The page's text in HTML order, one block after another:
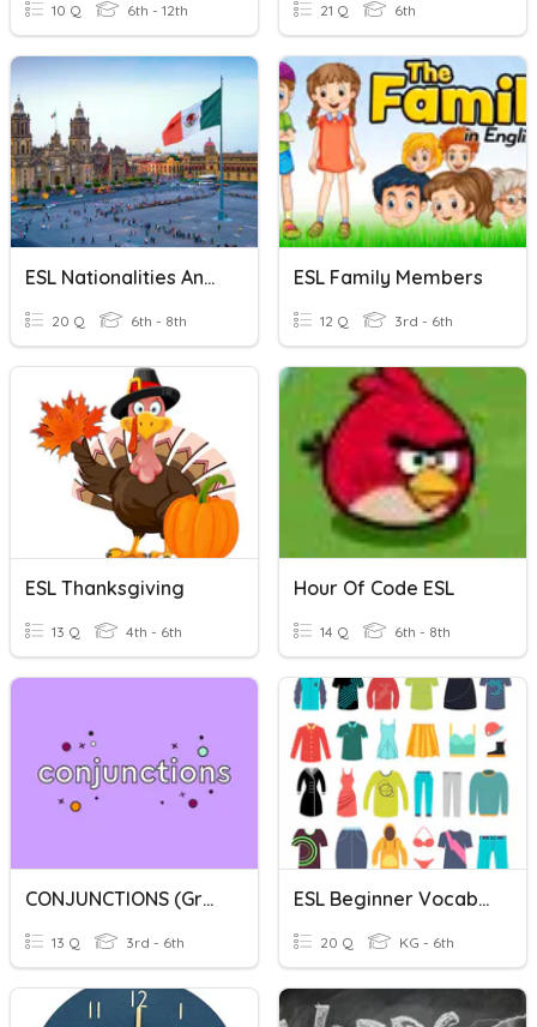
10 Q 6th - 12th 21 Q 6th
ESL Nationalities And Capitals
20 Q 6th - 8th
ESL Family Members
12 Q 3rd - 6th
ESL Thanksgiving
13 Q 4th - 6th
Hour Of Code ESL
14 Q 6th - 8th
CONJUNCTIONS (grade 4 ESL)
13 Q 3rd - 6th
ESL Beginner Vocabulary: Clothes
20 Q KG - 6th